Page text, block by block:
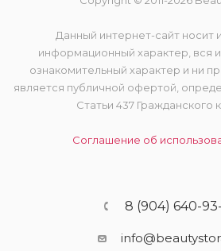
Данный интернет-сайт носит
информационный характер, вся
ознакомительный характер и ни
является публичной офертой,
Статьи 437 Гражданского
Соглашение об
8 (904) 640-